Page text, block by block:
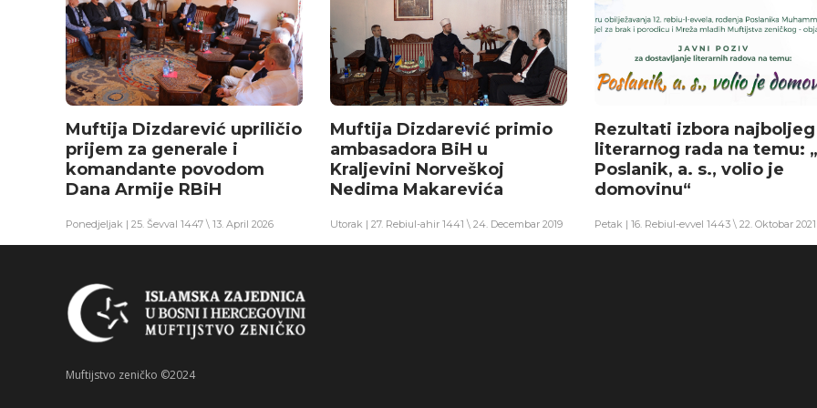
Muftija Dizdarević upriličio
prijem za generale i
komandante povodom
Dana Armije RBiH
Ponedjeljak | 25. Ševval 1447 \ 13. April 2026
Muftija Dizdarević primio
ambasadora BiH u
Kraljevini Norveškoj
Nedima Makarevića
Utorak | 27. Rebiul-ahir 1441 \ 24. Decembar 2019
Rezultati izbora najboljeg
literarnog rada na temu:
Poslanik, a. s., volio je
domovinu“
Petak | 16. Rebiul-evvel 1443 \ 22. Oktobar 2021
Muftijstvo zeničko ©2024